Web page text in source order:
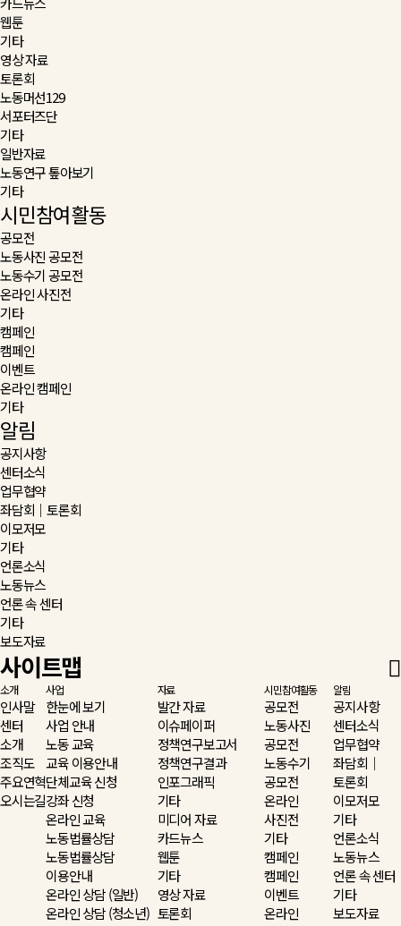
웹툰
기타
영상 자료
토론회
노동머선129
서포터즈단
기타
일반자료
노동연구 톺아보기
기타
시민참여활동
공모전
노동사진 공모전
노동수기 공모전
온라인 사진전
기타
캠페인
캠페인
이벤트
온라인 캠페인
기타
알림
공지사항
센터소식
업무협약
좌담회｜토론회
이모저모
기타
언론소식
노동뉴스
언론 속 센터
기타
보도자료
사이트맵
소개
인사말
센터
소개
조직도
주요연혁
오시는길
사업
한눈에 보기
사업 안내
노동 교육
교육 이용안내
단체교육 신청
강좌 신청
온라인 교육
노동법률상담
노동법률상담
이용안내
온라인 상담 (일반)
온라인 상담 (청소년)
자료
발간 자료
이슈페이퍼
정책연구보고서
정책연구결과
인포그래픽
기타
미디어 자료
카드뉴스
웹툰
기타
영상 자료
토론회
시민참여활동
공모전
노동사진
공모전
노동수기
공모전
온라인
사진전
기타
캠페인
캠페인
이벤트
온라인
알림
공지사항
센터소식
업무협약
좌담회｜
토론회
이모저모
기타
언론소식
노동뉴스
언론 속 센터
기타
보도자료